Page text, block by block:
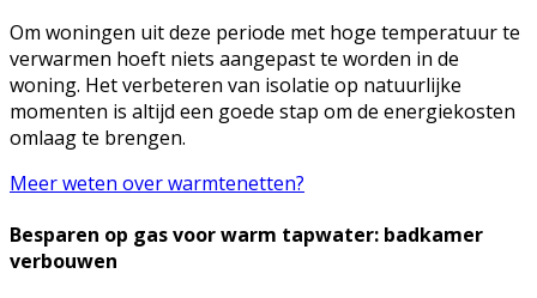
Om woningen uit deze periode met hoge temperatuur te
verwarmen hoeft niets aangepast te worden in de
woning. Het verbeteren van isolatie op natuurlijke
momenten is altijd een goede stap om de energiekosten
omlaag te brengen.
Meer weten over warmtenetten?
Besparen op gas voor warm tapwater: badkamer
verbouwen